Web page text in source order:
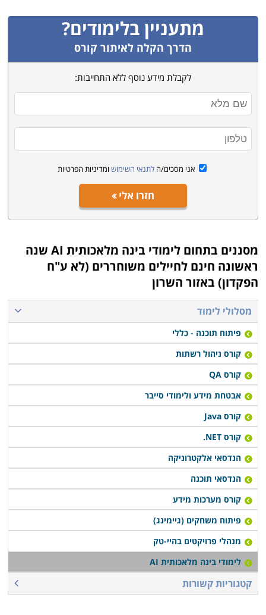
מתעניין בלימודים?
הדרך הקלה לאיתור קורס
לקבלת מידע נוסף ללא התחייבות:
אני מסכים/ה לתנאי השימוש ומדיניות הפרטיות
חזרו אלי
מסננים בתחום
לימודי בינה מלאכותית AI שנה
ראשונה חינם לחיילים משוחררים (לא ע"ח
הפקדון) באזור השרון
מסלולי לימוד
פיתוח תוכנה - כללי
קורס ניהול רשתות
קורס QA
אבטחת מידע ולימודי סייבר
קורס Java
קורס NET.
הנדסאי אלקטרוניקה
הנדסאי תוכנה
קורס מערכות מידע
פיתוח משחקים (גיימינג)
מנהלי פרויקטים בהיי-טק
לימודי בינה מלאכותית AI
קטגוריות קשורות